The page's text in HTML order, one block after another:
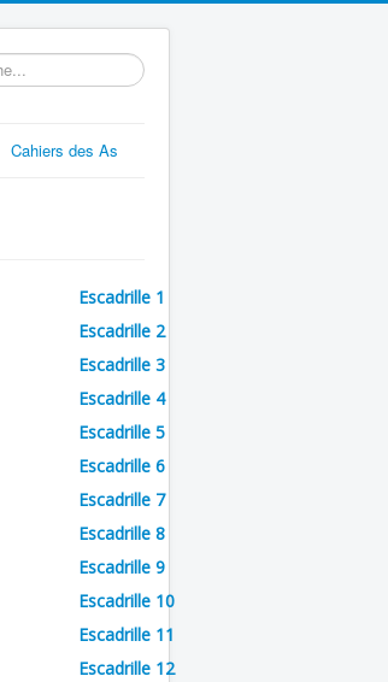
Cahiers des As
Escadrille 1
Escadrille 2
Escadrille 3
Escadrille 4
Escadrille 5
Escadrille 6
Escadrille 7
Escadrille 8
Escadrille 9
Escadrille 10
Escadrille 11
Escadrille 12